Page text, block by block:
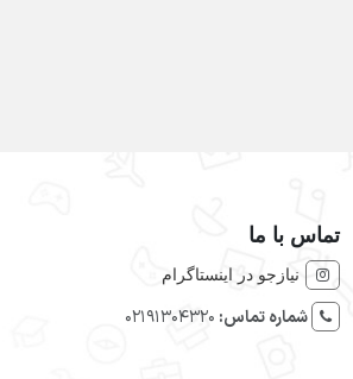
تماس با ما
نیازجو در اینستاگرام
شماره تماس: 02191304320